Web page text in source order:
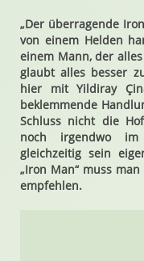
„Der überragende
von einem Helden
einem Mann, der
glaubt alles besser
hier mit Yildiray
beklemmende
Schluss nicht die
noch irgendwo im
gleichzeitig sein
„Iron Man“ muss
empfehlen.